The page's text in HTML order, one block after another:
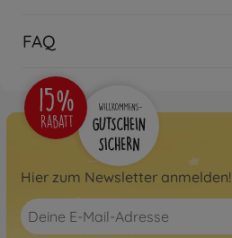
FAQ
Hier zum Newsletter anmelden!